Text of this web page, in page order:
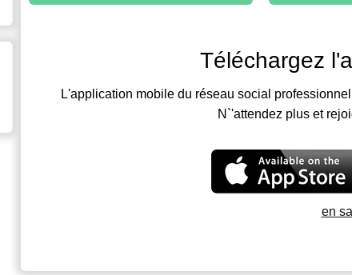
Téléchargez
L'application mobile du réseau social
N`'attendez plus et
en